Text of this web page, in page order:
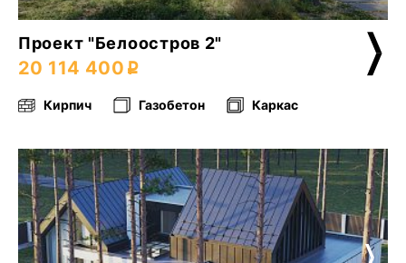
Проект "Белоостров 2"
20 114 400
Кирпич Газобетон Каркас